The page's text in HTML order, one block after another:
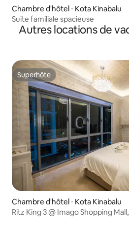
Chambre d'hôtel ⋅ Kota Kinabalu
Suite familiale spacieuse
Autres locations de
Superhôte
Superhôte
Chambre d'hôtel ⋅ Kota Kinabalu
Ritz King 3 @ Imago Shopping